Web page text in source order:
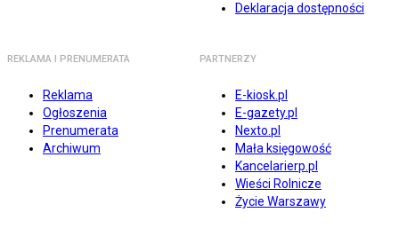
Deklaracja dostępności
REKLAMA I PRENUMERATA
Reklama
Ogłoszenia
Prenumerata
Archiwum
PARTNERZY
E-kiosk.pl
E-gazety.pl
Nexto.pl
Mała księgowość
Kancelarierp.pl
Wieści Rolnicze
Życie Warszawy